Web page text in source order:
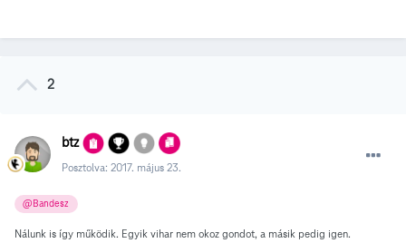
2
btz
Posztolva: 2017. május 23.
@Bandesz
Nálunk is így működik. Egyik vihar nem okoz gondot, a másik pedig igen.